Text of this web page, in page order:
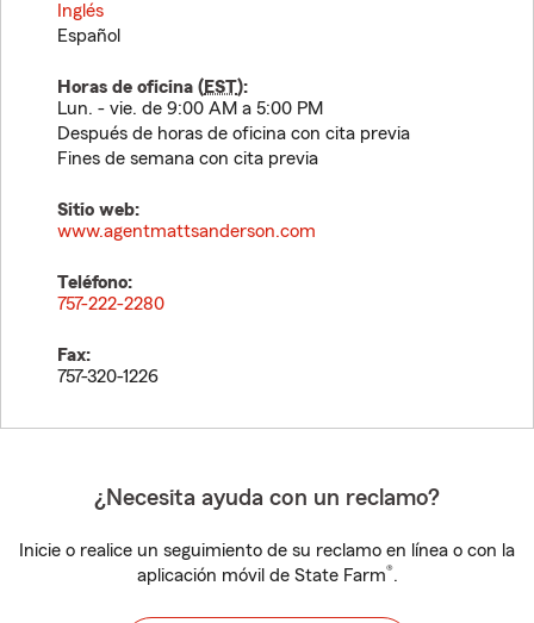
Inglés
Español
Horas de oficina (EST):
Lun. - vie. de 9:00 AM a 5:00 PM
Después de horas de oficina con cita previa
Fines de semana con cita previa
Sitio web:
www.agentmattsanderson.com
Teléfono:
757-222-2280
Fax:
757-320-1226
¿Necesita ayuda con un reclamo?
Inicie o realice un seguimiento de su reclamo en línea o con la
aplicación móvil de State Farm®.